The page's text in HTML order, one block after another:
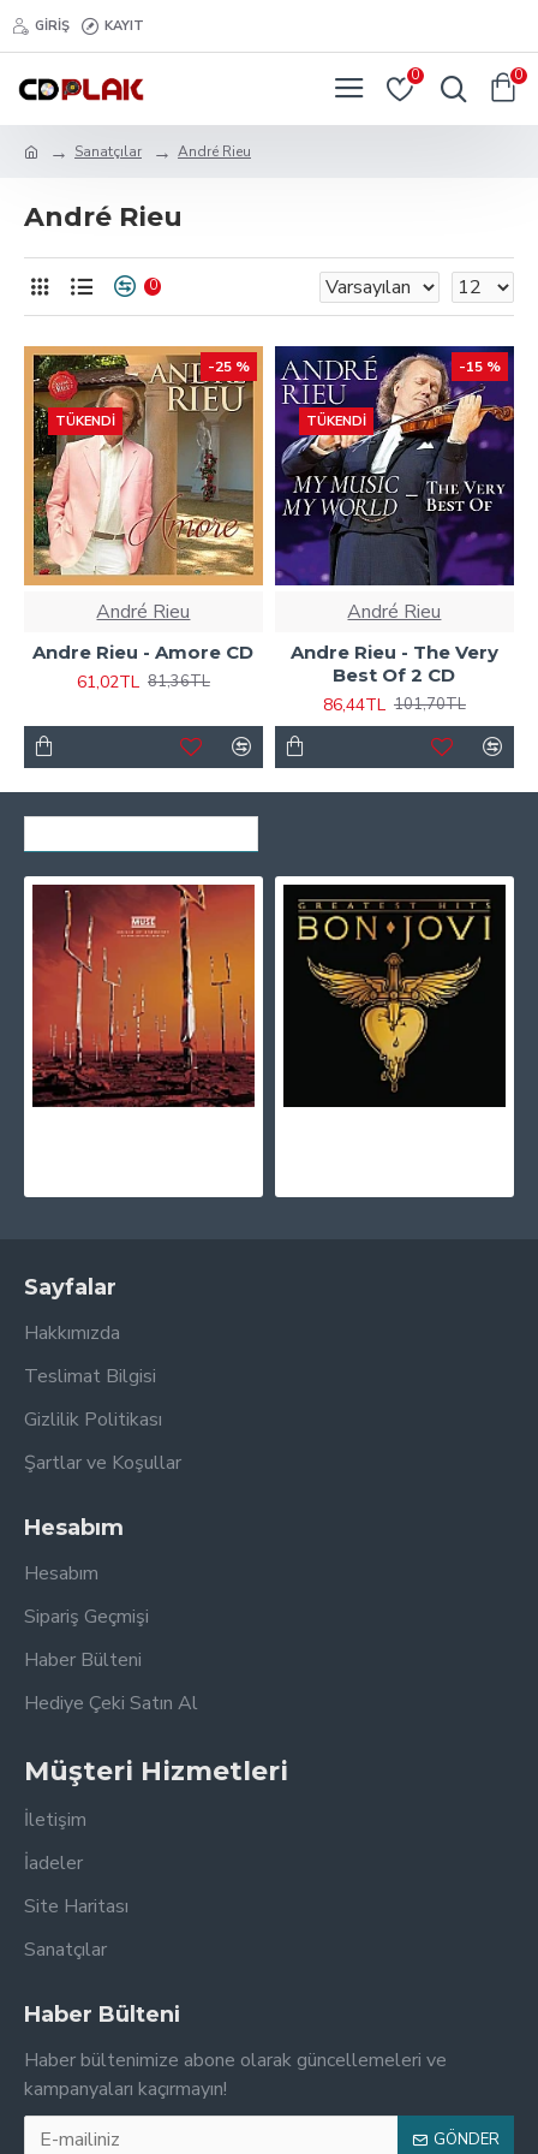
GIRIŞ KAYIT
0 0
Sanatçılar André Rieu
André Rieu
0
-25 %
TÜKENDI
André Rieu
Andre Rieu - Amore CD
61,02TL 81,36TL
-15 %
TÜKENDI
André Rieu
Andre Rieu - The Very
Best Of 2 CD
86,44TL 101,70TL
Sayfalar
Hakkımızda
Teslimat Bilgisi
Gizlilik Politikası
Şartlar ve Koşullar
Hesabım
Hesabım
Sipariş Geçmişi
Haber Bülteni
Hediye Çeki Satın Al
Müşteri Hizmetleri
İletişim
İadeler
Site Haritası
Sanatçılar
Haber Bülteni
Haber bültenimize abone olarak güncellemeleri ve
kampanyaları kaçırmayın!
GÖNDER